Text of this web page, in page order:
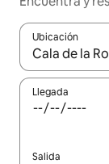
Ubicación
Cuando los
Llegada
Salida